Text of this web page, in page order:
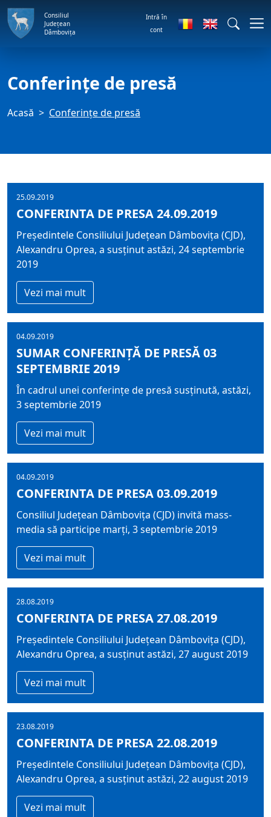
Consiliul
Județean
Dâmbovița
Intră în
cont
Conferințe de presă
Acasă Conferințe de presă
25.09.2019
CONFERINTA DE PRESA 24.09.2019
Președintele Consiliului Județean Dâmbovița (CJD),
Alexandru Oprea, a susținut astăzi, 24 septembrie
2019
Vezi mai mult
04.09.2019
SUMAR CONFERINȚĂ DE PRESĂ 03
SEPTEMBRIE 2019
În cadrul unei conferințe de presă susținută, astăzi,
3 septembrie 2019
Vezi mai mult
04.09.2019
CONFERINTA DE PRESA 03.09.2019
Consiliul Județean Dâmbovița (CJD) invită mass-
media să participe marți, 3 septembrie 2019
Vezi mai mult
28.08.2019
CONFERINTA DE PRESA 27.08.2019
Președintele Consiliului Județean Dâmbovița (CJD),
Alexandru Oprea, a susținut astăzi, 27 august 2019
Vezi mai mult
23.08.2019
CONFERINTA DE PRESA 22.08.2019
Președintele Consiliului Județean Dâmbovița (CJD),
Alexandru Oprea, a susținut astăzi, 22 august 2019
Vezi mai mult